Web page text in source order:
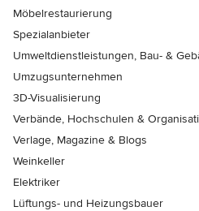
Möbelrestaurierung
Spezialanbieter
Umweltdienstleistungen, Bau- &
Umzugsunternehmen
3D-Visualisierung
Verbände, Hochschulen &
Verlage, Magazine & Blogs
Weinkeller
Elektriker
Lüftungs- und Heizungsbauer